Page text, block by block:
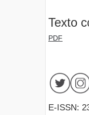
Texto
PDF
E-ISSN: